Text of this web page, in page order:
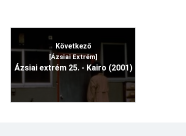
Következő
[Ázsiai Extrém]
Ázsiai extrém 25. - Kairo (2001)